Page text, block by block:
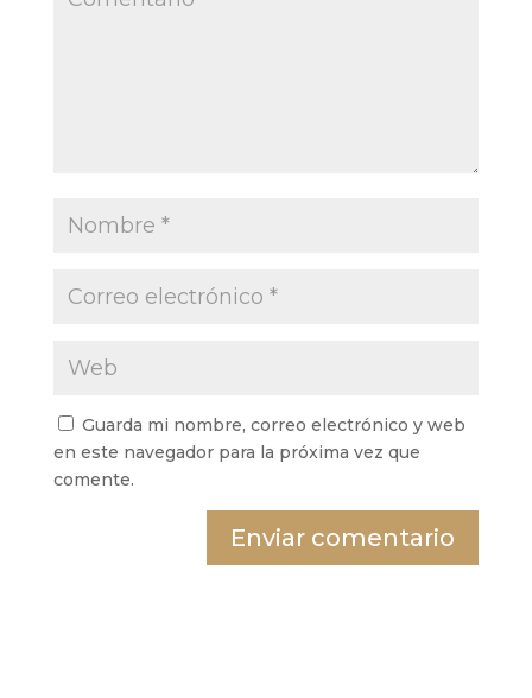
Guarda mi nombre, correo electrónico y web
en este navegador para la próxima vez que
comente.